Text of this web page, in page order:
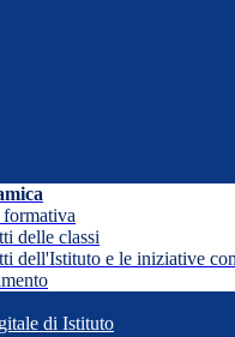
delle classi
dell'Istituto e le iniziative
di Istituto